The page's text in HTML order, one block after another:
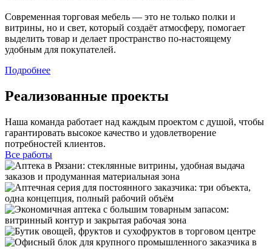
Современная торговая мебель — это не только полки и
витрины, но и свет, который создаёт атмосферу, помогает
выделить товар и делает пространство по-настоящему
удобным для покупателей.
Подробнее
Реализованные проекты
Наша команда работает над каждым проектом с душой, чтобы
гарантировать высокое качество и удовлетворение
потребностей клиентов.
Все работы